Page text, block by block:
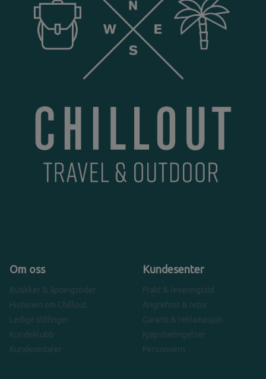
Om oss
Butikker & åpningstider
Historien om Chillout
Ledige stillinger
Kundeklubb
Kundeomtaler
Kundesenter
Frakt & leveringstid
Angrefrist & retur
Garanti & reklamasjon
Kjøpsbetingelser
Personvern